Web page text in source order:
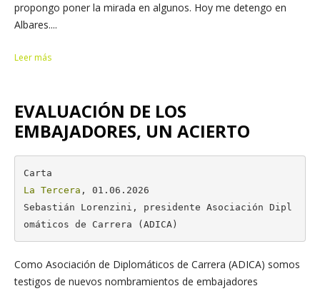
propongo poner la mirada en algunos. Hoy me detengo en
Albares....
Leer más
EVALUACIÓN DE LOS
EMBAJADORES, UN ACIERTO
La Tercera , 01.06.2026
Sebastián Lorenzini, presidente Asociación Dipl
omáticos de Carrera (ADICA)
Como Asociación de Diplomáticos de Carrera (ADICA) somos
testigos de nuevos nombramientos de embajadores